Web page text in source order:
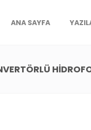
ANA SAYFA